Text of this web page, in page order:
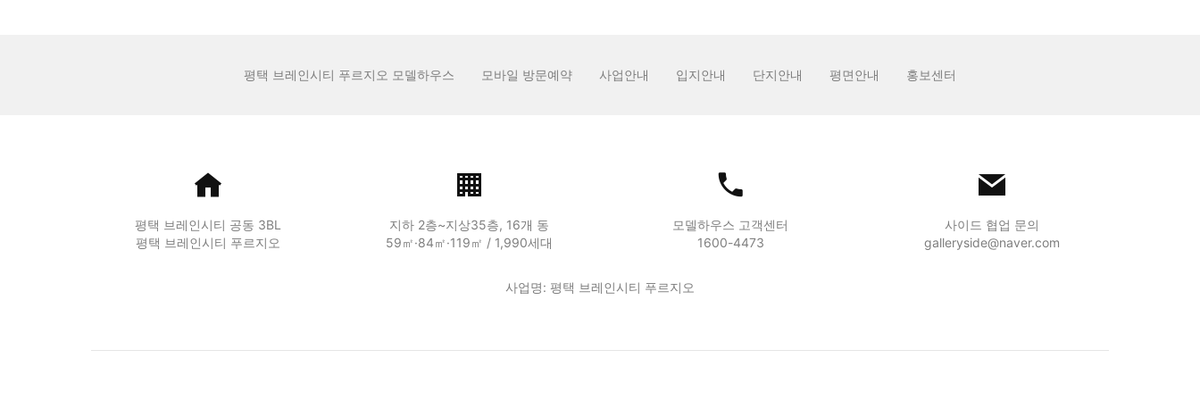
평택 브레인시티 푸르지오 모델하우스 모바일 방문예약 사업안내 입지안내 단지안내 평면안내 홍보센터
평택 브레인시티 공동 3BL
평택 브레인시티 푸르지오
지하 2층~지상35층, 16개 동
59㎡·84㎡·119㎡ / 1,990세대
모델하우스 고객센터
1600-4473
사이드 협업 문의
galleryside@naver.com
사업명: 평택 브레인시티 푸르지오